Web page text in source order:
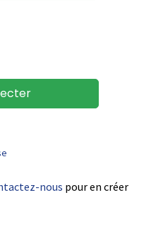
nous pour en créer